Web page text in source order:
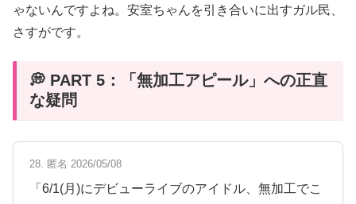
ゃないんですよね。安室ちゃんを引き合いに出すガル民、
さすがです。
💭 PART 5：「無加工アピール」への正直
な疑問
28. 匿名 2026/05/08
「6/1(月)にデビューライブのアイドル、無加工でこ